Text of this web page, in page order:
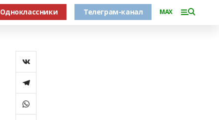
Одноклассники Телеграм-канал MAX